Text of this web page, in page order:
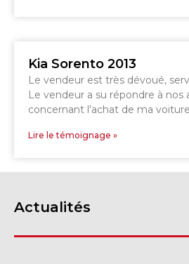
Kia Sorento 2013
Le vendeur est très dévoué,
Le vendeur a su répondre à nos
concernant l’achat de ma
Lire le témoignage »
Actualités